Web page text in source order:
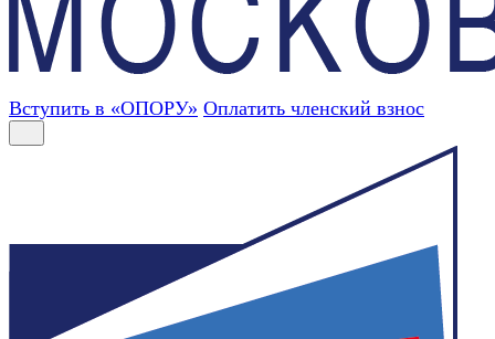
Вступить в «ОПОРУ» Оплатить членский взнос